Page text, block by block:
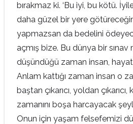
bırakmaz ki. ‘Bu iyi, bu kötü.
daha güzel bir yere
yapmazsan da bedelini
açmış bize. Bu dünya bir sınav
düşündüğü zaman insan,
Anlam kattığı zaman insan o
baştan çıkarıcı, yoldan
zamanını boşa harcayacak
Onun için yaşam felsefemizi